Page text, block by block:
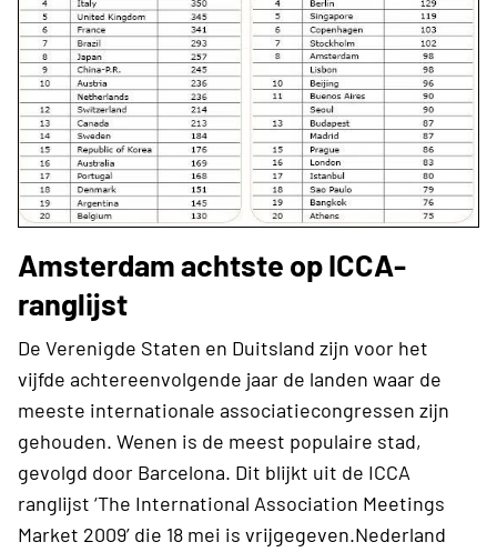
Amsterdam achtste op ICCA-
ranglijst
De Verenigde Staten en Duitsland zijn voor het
vijfde achtereenvolgende jaar de landen waar de
meeste internationale associatiecongressen zijn
gehouden. Wenen is de meest populaire stad,
gevolgd door Barcelona. Dit blijkt uit de ICCA
ranglijst ‘The International Association Meetings
Market 2009’ die 18 mei is vrijgegeven.Nederland